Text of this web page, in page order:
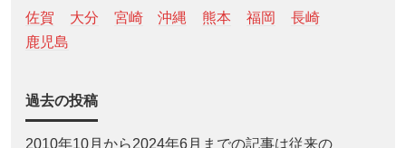
佐賀 大分 宮崎 沖縄 熊本 福岡
長崎
鹿児島
過去の投稿
2010年10月から2024年6月までの記事は従来の